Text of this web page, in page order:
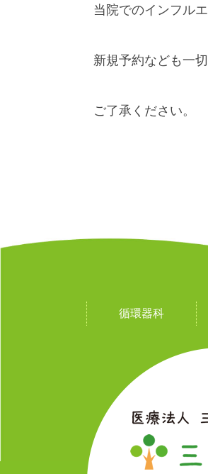
当院でのインフル
新規予約なども一
ご了承ください。
循環器科